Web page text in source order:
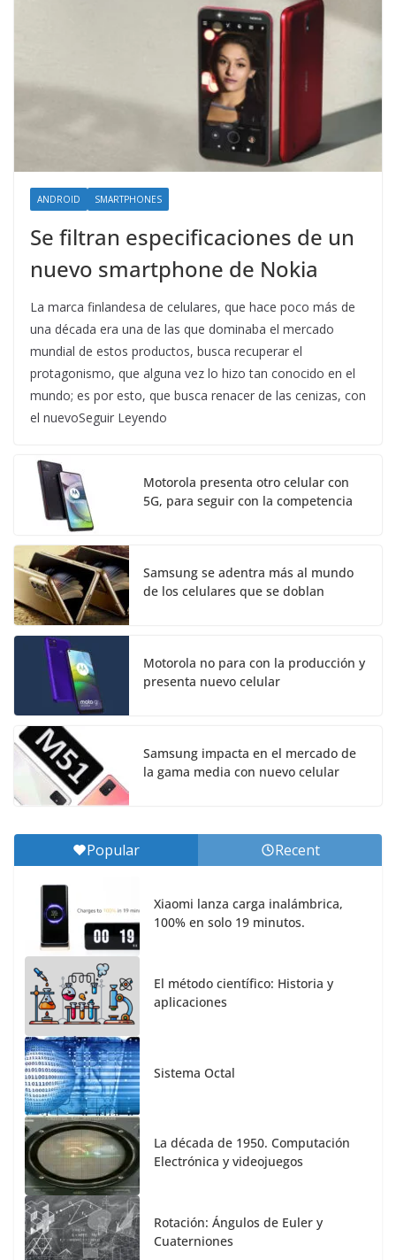
ANDROID SMARTPHONES
Se filtran especificaciones de un
nuevo smartphone de Nokia
La marca finlandesa de celulares, que hace poco más de
una década era una de las que dominaba el mercado
mundial de estos productos, busca recuperar el
protagonismo, que alguna vez lo hizo tan conocido en el
mundo; es por esto, que busca renacer de las cenizas, con
el nuevoSeguir Leyendo
Motorola presenta otro celular con
5G, para seguir con la competencia
Samsung se adentra más al mundo
de los celulares que se doblan
Motorola no para con la producción y
presenta nuevo celular
Samsung impacta en el mercado de
la gama media con nuevo celular
Popular Recent
Xiaomi lanza carga inalámbrica,
100% en solo 19 minutos.
El método científico: Historia y
aplicaciones
Sistema Octal
La década de 1950. Computación
Electrónica y videojuegos
Rotación: Ángulos de Euler y
Cuaterniones